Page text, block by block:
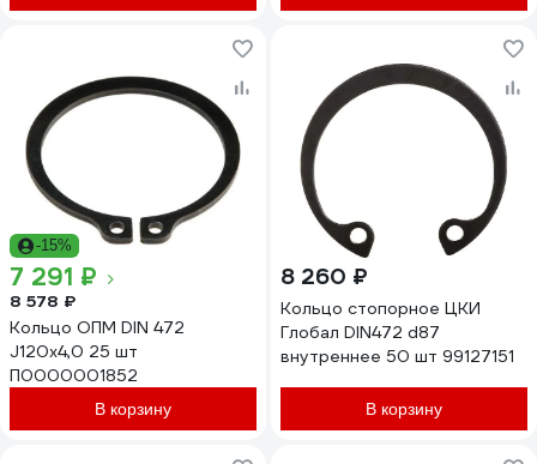
-15%
7 291 ₽
8 578 ₽
Кольцо ОПМ DIN 472
J120x4,0 25 шт
П0000001852
В корзину
8 260 ₽
Кольцо стопорное ЦКИ
Глобал DIN472 d87
внутреннее 50 шт 99127151
В корзину